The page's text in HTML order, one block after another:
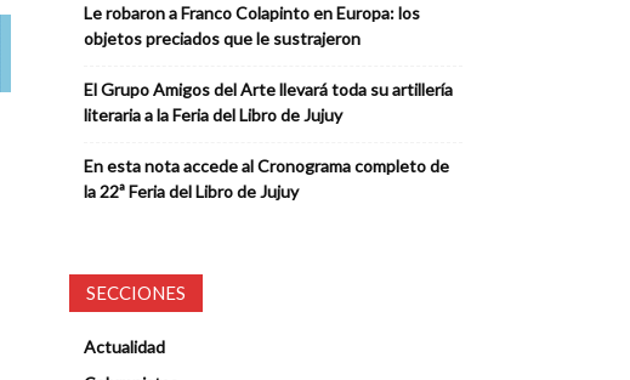
Le robaron a Franco Colapinto en Europa: los
objetos preciados que le sustrajeron
El Grupo Amigos del Arte llevará toda su artillería
literaria a la Feria del Libro de Jujuy
En esta nota accede al Cronograma completo de
la 22ª Feria del Libro de Jujuy
SECCIONES
Actualidad